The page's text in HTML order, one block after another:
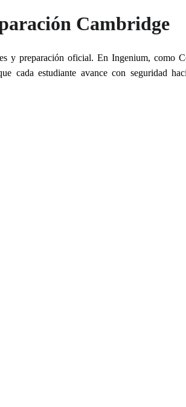
Cambridge
y preparación oficial. En Ingenium, como
cada estudiante avance con seguridad